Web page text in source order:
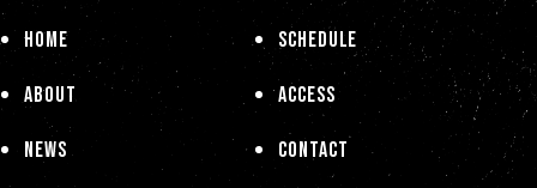
HOME SCHEDULE
ABOUT ACCESS
NEWS CONTACT